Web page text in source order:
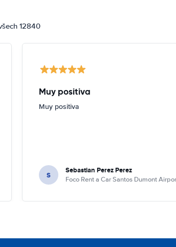
12840
Muy positiva
Muy positiva
S Sebastian Perez Perez
Foco Rent a Car Santos Dumont